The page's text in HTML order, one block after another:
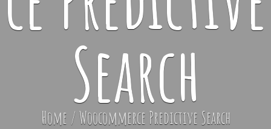
Search
Home /Woocommerce Predictive Search